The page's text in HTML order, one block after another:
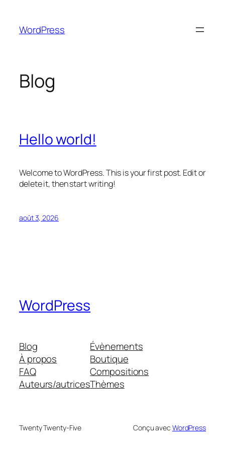
contenu
WordPress
Blog
Hello world!
Welcome to WordPress. This is your first post. Edit or
delete it, then start writing!
août 3, 2026
WordPress
Blog
À propos
FAQ
Auteurs/autrices
Évènements
Boutique
Compositions
Thèmes
Twenty Twenty-Five Conçu avec WordPress